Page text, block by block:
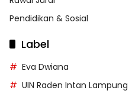
Pendidikan & Sosial
Label
Eva Dwiana
UIN Raden Intan Lampung